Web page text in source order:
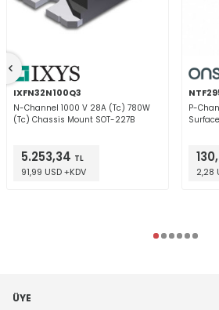
IXFN32N100Q3
N-Channel 1000 V 28A (Tc) 780W
(Tc) Chassis Mount SOT-227B
5.253,34 TL
91,99 USD +KDV
P-
2,28
ÜYE